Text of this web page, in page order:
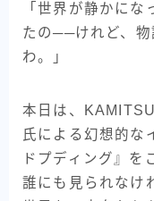
「世界が静かに
たの──けれど、物
わ。」
本日は、
氏による幻想的な
ドプディング』を
誰にも見られなけ